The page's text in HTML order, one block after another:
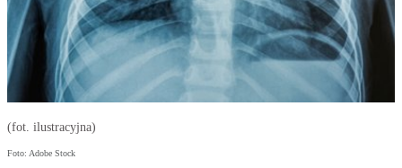
(fot. ilustracyjna)
Foto: Adobe Stock